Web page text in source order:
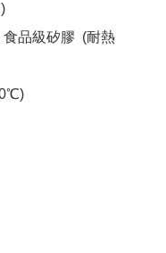
品級矽膠  (耐熱